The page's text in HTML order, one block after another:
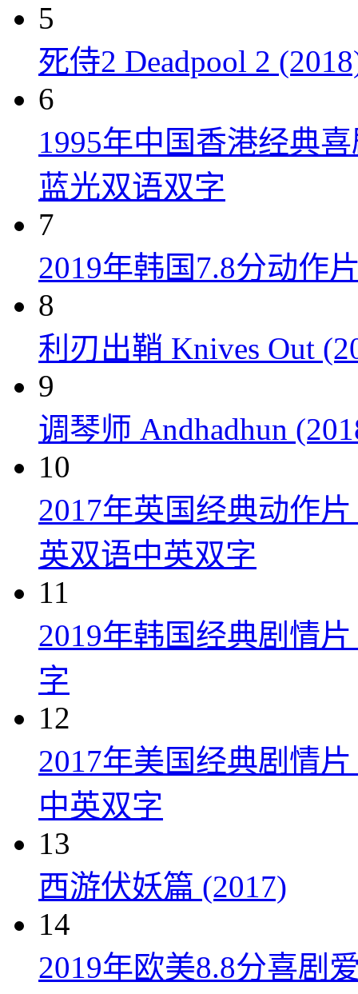
5
死侍2 Deadpool 2
6
1995年中国香港经典
蓝光双语双字
7
2019年韩国7.8分动作
8
利刃出鞘 Knives Out
9
调琴师 Andhadhun
10
2017年英国经典动作
英双语中英双字
11
2019年韩国经典剧情
字
12
2017年美国经典剧情
中英双字
13
西游伏妖篇 (2017)
14
2019年欧美8.8分喜剧